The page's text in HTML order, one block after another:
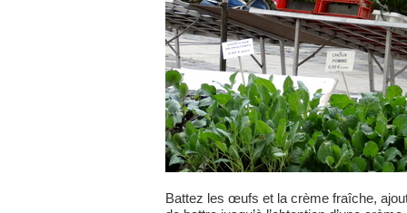
Battez les œufs et la crème fraîche,